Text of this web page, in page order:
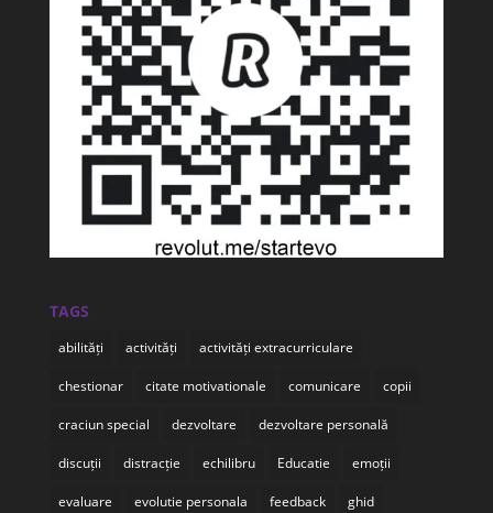
TAGS
abilități activități activități extracurriculare
chestionar citate motivationale comunicare copii
craciun special dezvoltare dezvoltare personală
discuții distracție echilibru Educatie emoții
evaluare evolutie personala feedback ghid